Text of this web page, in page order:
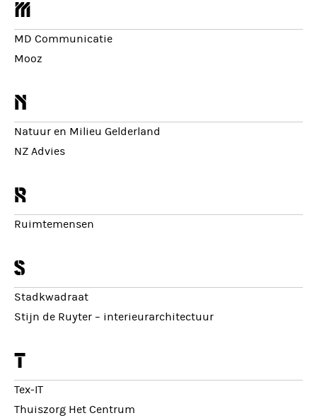
m
MD Communicatie
Mooz
n
Natuur en Milieu Gelderland
NZ Advies
r
Ruimtemensen
s
Stadkwadraat
Stijn de Ruyter – interieurarchitectuur
t
Tex-IT
Thuiszorg Het Centrum